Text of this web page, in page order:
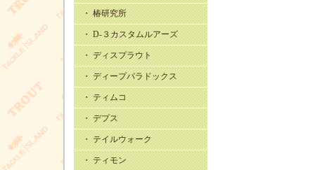
・ 椿研究所
・ D-３カスタムルアーズ
・ ディスプラウト
・ ディープパラドックス
・ ティムコ
・ デプス
・ テイルウォーク
・ ティモン